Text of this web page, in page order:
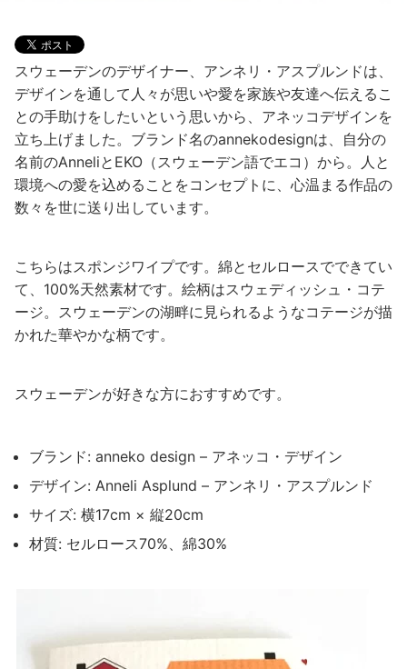
スウェーデンのデザイナー、アンネリ・アスプルンドは、
デザインを通して人々が思いや愛を家族や友達へ伝えるこ
との手助けをしたいという思いから、アネッコデザインを
立ち上げました。ブランド名のannekodesignは、自分の
名前のAnneliとEKO（スウェーデン語でエコ）から。人と
環境への愛を込めることをコンセプトに、心温まる作品の
数々を世に送り出しています。
こちらはスポンジワイプです。綿とセルロースでできてい
て、100%天然素材です。絵柄はスウェディッシュ・コテ
ージ。スウェーデンの湖畔に見られるようなコテージが描
かれた華やかな柄です。
スウェーデンが好きな方におすすめです。
ブランド: anneko design – アネッコ・デザイン
デザイン: Anneli Asplund – アンネリ・アスプルンド
サイズ: 横17cm × 縦20cm
材質: セルロース70%、綿30%